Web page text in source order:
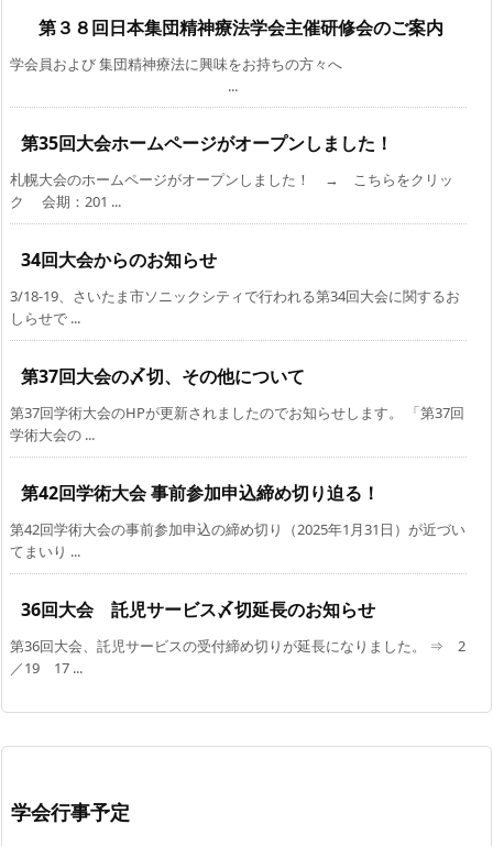
第３８回日本集団精神療法学会主催研修会のご案内
学会員および 集団精神療法に興味をお持ちの方々へ
...
第35回大会ホームページがオープンしました！
札幌大会のホームページがオープンしました！ → こちらをクリッ
ク 会期：201 ...
34回大会からのお知らせ
3/18-19、さいたま市ソニックシティで行われる第34回大会に関するお
しらせで ...
第37回大会の〆切、その他について
第37回学術大会のHPが更新されましたのでお知らせします。 「第37回
学術大会の ...
第42回学術大会 事前参加申込締め切り迫る！
第42回学術大会の事前参加申込の締め切り（2025年1月31日）が近づい
てまいり ...
36回大会 託児サービス〆切延長のお知らせ
第36回大会、託児サービスの受付締め切りが延長になりました。 ⇒ 2
／19 17 ...
学会行事予定